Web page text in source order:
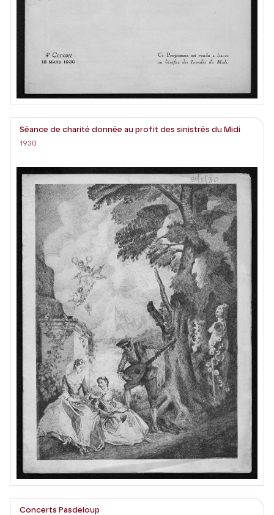
Séance de charité donnée au profit des sinistrés du Midi
1930
Concerts Pasdeloup